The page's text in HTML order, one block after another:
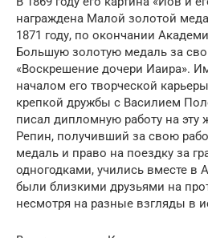
награждена Малой золотой
1871 году, по окончании
Большую золотую медаль за
«Воскрешение дочери Иаира».
началом его творческой
крепкой дружбы с Василием
писал дипломную работу на эту
Репин, получивший за свою
медаль и право на поездку за
одногодками, учились вместе в
были близкими друзьями на
несмотря на разные взгляды в